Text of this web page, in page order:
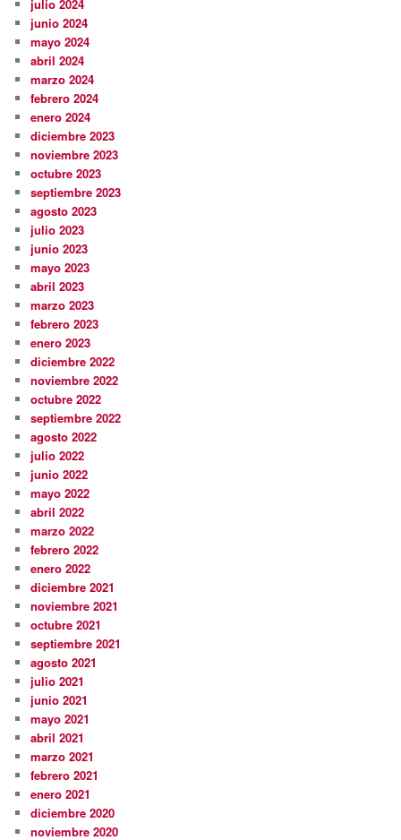
julio 2024
junio 2024
mayo 2024
abril 2024
marzo 2024
febrero 2024
enero 2024
diciembre 2023
noviembre 2023
octubre 2023
septiembre 2023
agosto 2023
julio 2023
junio 2023
mayo 2023
abril 2023
marzo 2023
febrero 2023
enero 2023
diciembre 2022
noviembre 2022
octubre 2022
septiembre 2022
agosto 2022
julio 2022
junio 2022
mayo 2022
abril 2022
marzo 2022
febrero 2022
enero 2022
diciembre 2021
noviembre 2021
octubre 2021
septiembre 2021
agosto 2021
julio 2021
junio 2021
mayo 2021
abril 2021
marzo 2021
febrero 2021
enero 2021
diciembre 2020
noviembre 2020